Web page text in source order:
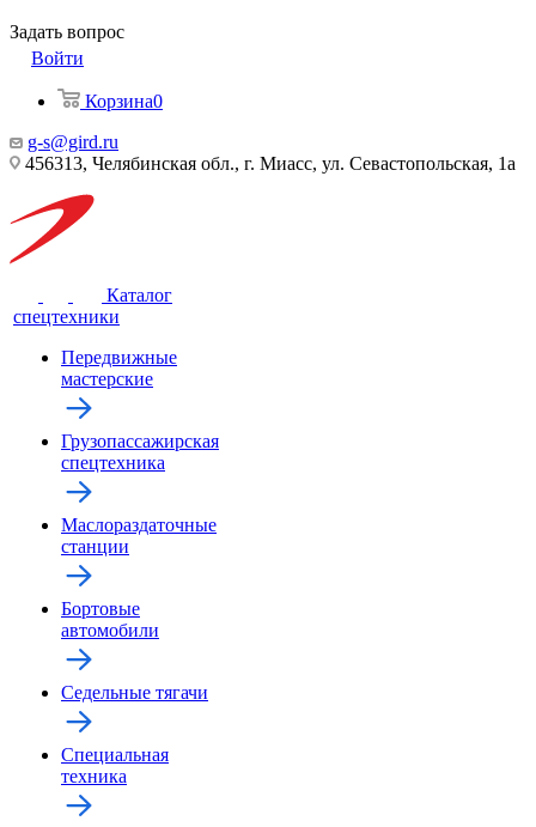
Задать вопрос
Войти
Корзина0
g-s@gird.ru
456313, Челябинская обл., г. Миасс, ул. Севастопольская, 1а
Каталог
спецтехники
Передвижные
мастерские
Грузопассажирская
спецтехника
Маслораздаточные
станции
Бортовые
автомобили
Седельные тягачи
Специальная
техника